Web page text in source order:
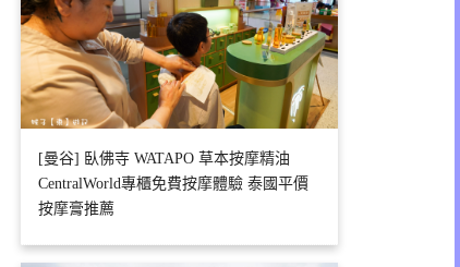
[曼谷] 臥佛寺 WATAPO 草本按摩精油
CentralWorld專櫃免費按摩體驗 泰國平價
按摩膏推薦